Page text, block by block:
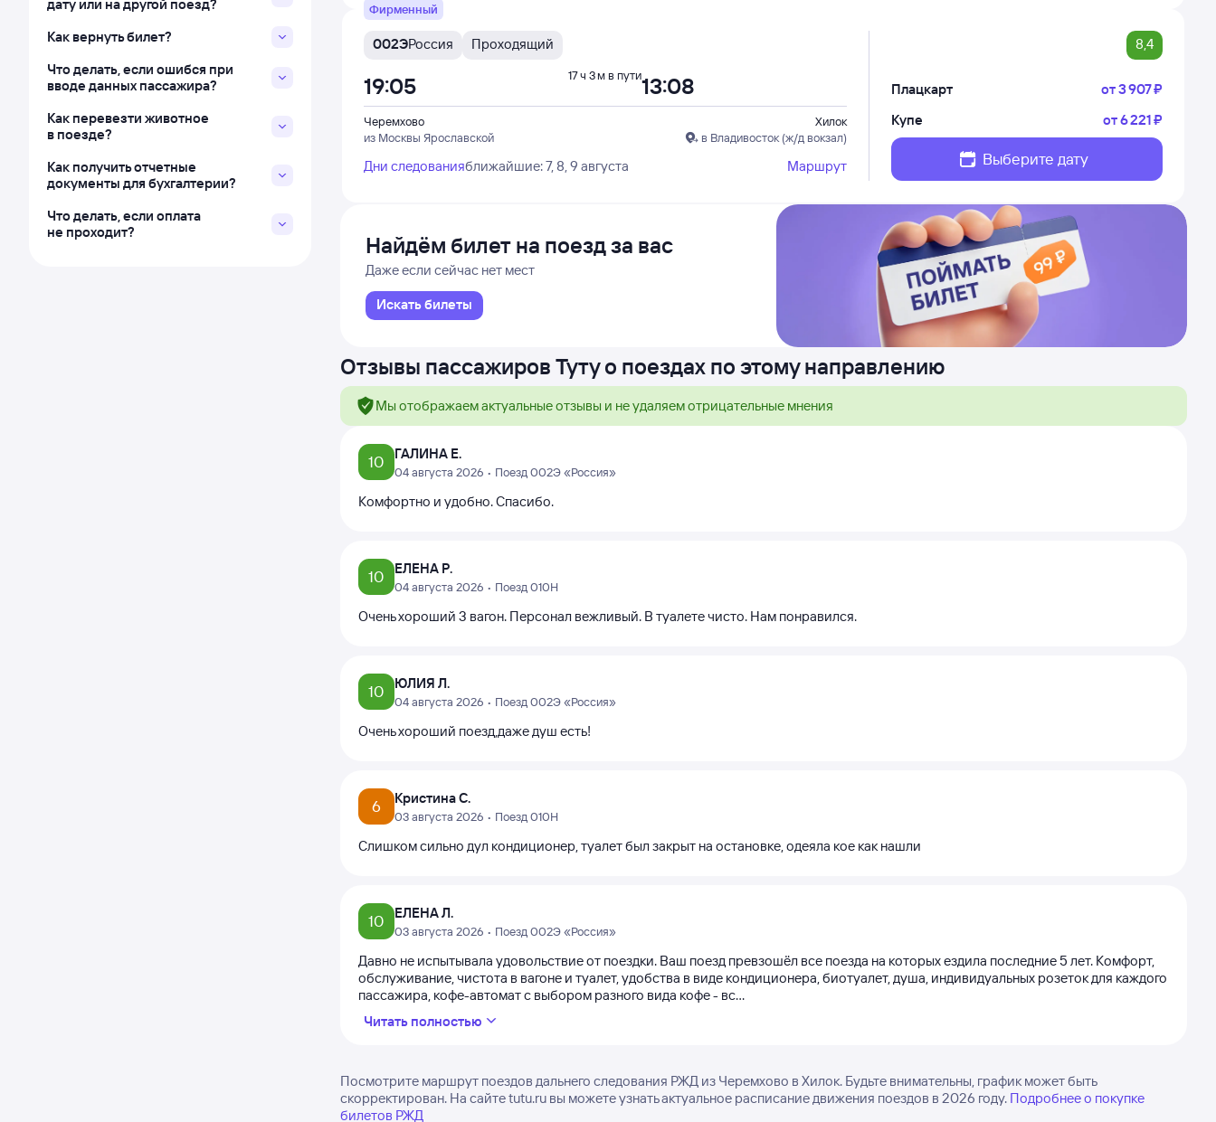
дату или на другой поезд?
Как вернуть билет?
Что делать, если ошибся при
вводе данных пассажира?
Как перевезти животное
в поезде?
Как получить отчетные
документы для бухгалтерии?
Что делать, если оплата
не проходит?
Фирменный
002ЭРоссия Проходящий 8,4
Черемхово
из Москвы Ярославской
Хилок
в Владивосток (ж/д вокзал)
19:05 13:08
17 ч 3 м в пути
Дни следованияближайшие: 7, 8, 9 августа Маршрут
Плацкарт от3 ⁠907 ⁠₽
Купе
от6 ⁠221 ⁠₽
Выберите дату
Найдём билет на поезд за вас
Даже если сейчас нет мест
Искать билеты
Отзывы пассажиров Туту о поездах по этому направлению
Мы отображаем актуальные отзывы и не удаляем отрицательные мнения
10 ГАЛИНА Е.
04 августа 2026 • Поезд 002Э «Россия»
Комфортно и удобно. Спасибо.
10 ЕЛЕНА Р.
04 августа 2026 • Поезд 010Н
Очень хороший 3 вагон. Персонал вежливый. В туалете чисто. Нам понравился.
10 ЮЛИЯ Л.
04 августа 2026 • Поезд 002Э «Россия»
Очень хороший поезд,даже душ есть!
6 Кристина С.
03 августа 2026 • Поезд 010Н
Слишком сильно дул кондиционер, туалет был закрыт на остановке, одеяла кое как нашли
10 ЕЛЕНА Л.
03 августа 2026 • Поезд 002Э «Россия»
Давно не испытывала удовольствие от поездки. Ваш поезд превзошёл все поезда на которых ездила последние 5 лет. Комфорт,
обслуживание, чистота в вагоне и туалет, удобства в виде кондиционера, биотуалет, душа, индивидуальных розеток для каждого
пассажира, кофе-автомат с выбором разного вида кофе - вс...
Читать полностью
Посмотрите маршрут поездов дальнего следования РЖД из Черемхово в Хилок. Будьте внимательны, график может быть
скорректирован. На сайте tutu.ru вы можете узнать актуальное расписание движения поездов в 2026 году. Подробнее о покупке
билетов РЖД